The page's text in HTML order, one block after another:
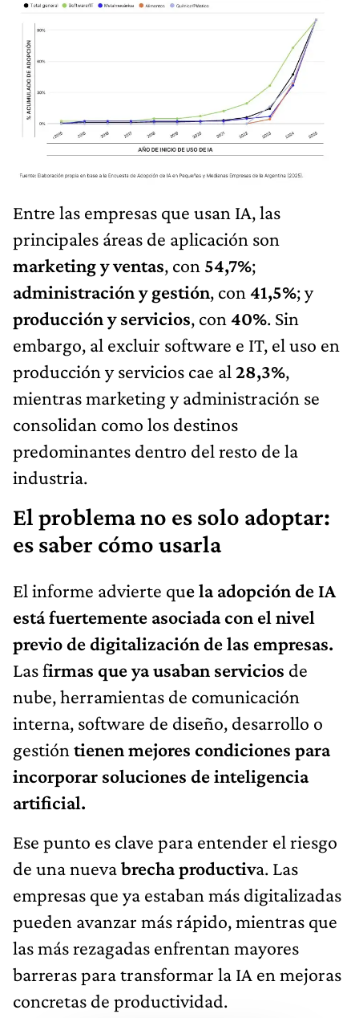
Entre las empresas que usan IA, las
principales áreas de aplicación son
marketing y ventas, con 54,7%;
administración y gestión, con 41,5%; y
producción y servicios, con 40%. Sin
embargo, al excluir software e IT, el uso en
producción y servicios cae al 28,3%,
mientras marketing y administración se
consolidan como los destinos
predominantes dentro del resto de la
industria.
El problema no es solo adoptar:
es saber cómo usarla
El informe advierte que la adopción de IA
está fuertemente asociada con el nivel
previo de digitalización de las empresas.
Las firmas que ya usaban servicios de
nube, herramientas de comunicación
interna, software de diseño, desarrollo o
gestión tienen mejores condiciones para
incorporar soluciones de inteligencia
artificial.
Ese punto es clave para entender el riesgo
de una nuevabrecha productiva. Las
empresas que ya estaban más digitalizadas
pueden avanzar más rápido, mientras que
las más rezagadas enfrentan mayores
barreras para transformar la IA en mejoras
concretas de productividad.